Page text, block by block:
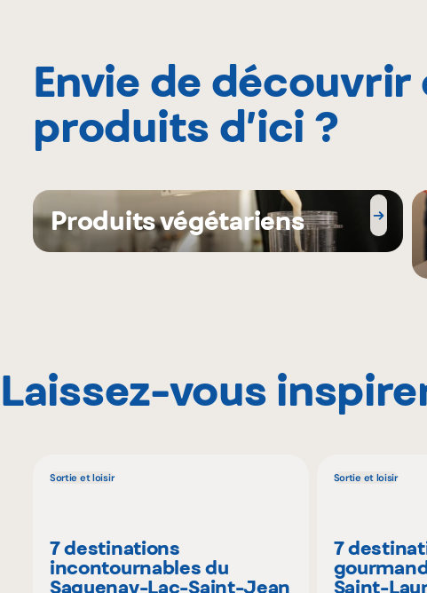
Envie de découvrir
produits d’ici ?
Produits végétariens
Laissez-vous
Sortie et loisir
7 destinations
incontournables du
Saguenay-Lac-Saint-Jean
Sortie et loisir
7
Saint-